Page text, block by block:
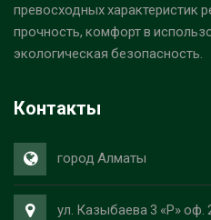
превосходных характеристик
прочность, комфорт в
экологическая безопасность.
Контакты
город Алматы
ул. Казыбаева 3 «Р» оф.